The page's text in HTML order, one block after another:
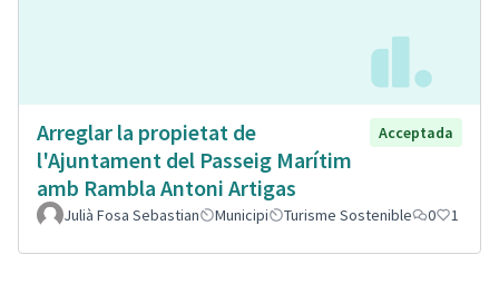
Arreglar la propietat de
l'Ajuntament del Passeig Marítim
amb Rambla Antoni Artigas
Acceptada
Julià Fosa Sebastian Municipi Turisme Sostenible 0 1